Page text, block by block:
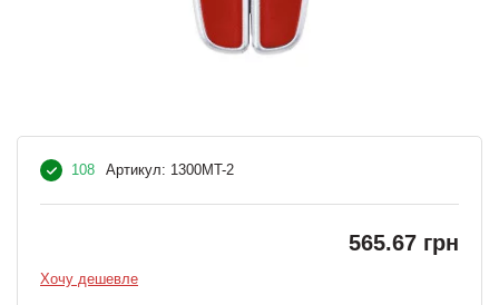
108 Артикул: 1300MT-2
565.67 грн
Хочу дешевле